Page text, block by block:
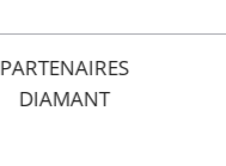
PARTENAIRES
DIAMANT